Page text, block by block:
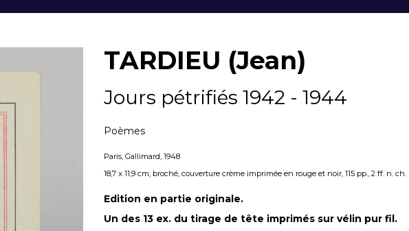
TARDIEU (Jean)
Jours pétrifiés 1942 - 1944
Poèmes
Paris, Gallimard, 1948
18,7 x 11,9 cm, broché, couverture crème imprimée en rouge et noir, 115 pp., 2 ff. n. ch.
Edition en partie originale.
Un des 13 ex. du tirage de tête imprimés sur vélin pur fil.